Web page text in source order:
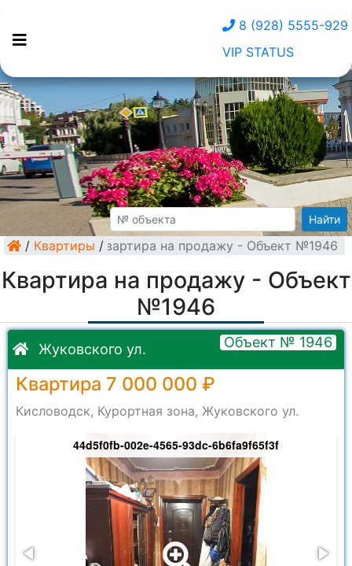
8 (928) 5555-929
VIP STATUS
Найти
/ Квартиры /
Квартира на продажу - Объект №1946
Квартира на продажу - Объект
№1946
Жуковского ул. Объект № 1946
Квартира 7 000 000 ₽
Кисловодск, Курортная зона, Жуковского ул.
44d5f0fb-002e-4565-93dc-6b6fa9f65f3f